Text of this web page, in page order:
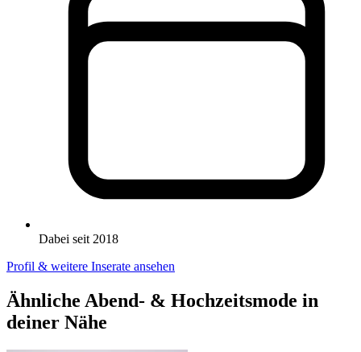
Dabei seit 2018
Profil & weitere Inserate ansehen
Ähnliche Abend- & Hochzeitsmode in
deiner Nähe